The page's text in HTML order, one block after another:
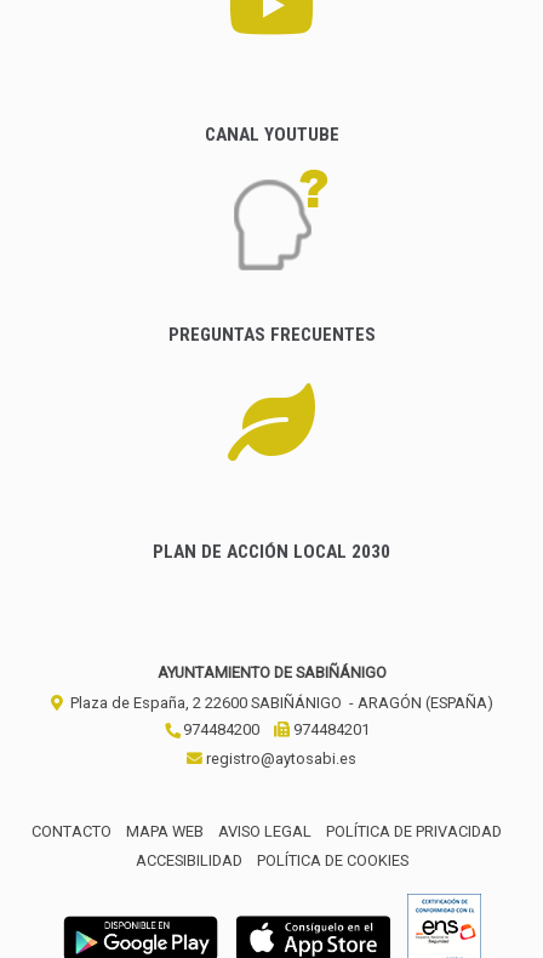
CANAL YOUTUBE
PREGUNTAS FRECUENTES
PLAN DE ACCIÓN LOCAL 2030
AYUNTAMIENTO DE SABIÑÁNIGO
Plaza de España, 2 22600 SABIÑÁNIGO - ARAGÓN (ESPAÑA)
974484200
974484201
registro@aytosabi.es
CONTACTO MAPA WEB AVISO LEGAL
POLÍTICA DE PRIVACIDAD
ACCESIBILIDAD
POLÍTICA DE COOKIES